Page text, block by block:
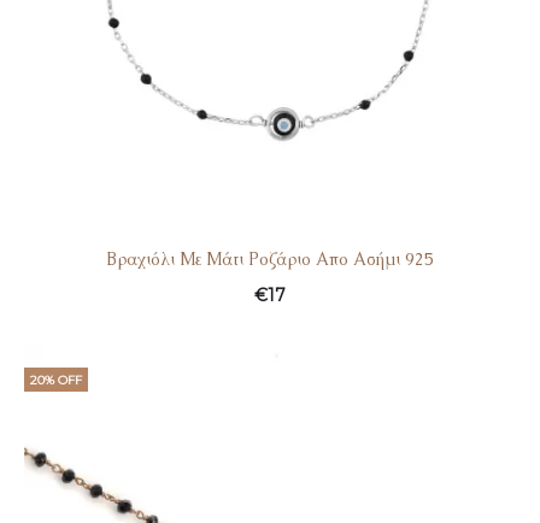
Βραχιόλι Με Μάτι Ροζάριο Απο Ασήμι 925
€17
20% OFF